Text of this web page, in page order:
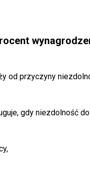
od przyczyny
gdy niezdolność